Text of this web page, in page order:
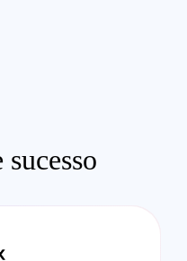
sucesso